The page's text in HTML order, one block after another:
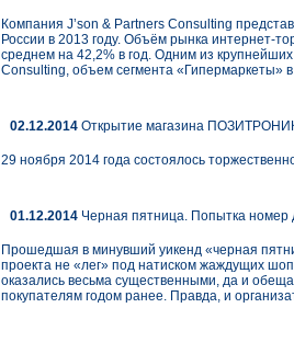
Компания J’son & Partners Consulting
России в 2013 году. Объём рынка интернет-
среднем на 42,2% в год. Одним из
Consulting, объем сегмента «Гипермаркеты» в
02.12.2014 Открытие магазина
29 ноября 2014 года состоялось
01.12.2014 Черная пятница. Попытка номер
Прошедшая в минувший уикенд «черная
проекта не «лег» под натиском жаждущих
оказались весьма существенными, да и
покупателям годом ранее. Правда, и